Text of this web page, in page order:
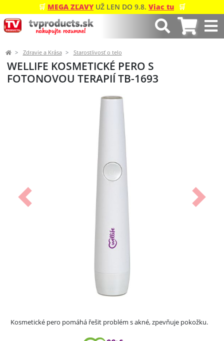
🛒 MEGA ZĽAVY UŽ LEN DO 9.8. Viac tu 🛒
Zdravie a Krása Starostlivosť o telo
WELLIFE KOSMETICKÉ PERO S
FOTONOVOU TERAPIÍ TB-1693
Predchádzajúci Ďalší
Kosmetické pero pomáhá řešit problém s akné, zpevňuje pokožku.